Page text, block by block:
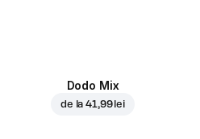
Dodo Mix
de la41,99 lei